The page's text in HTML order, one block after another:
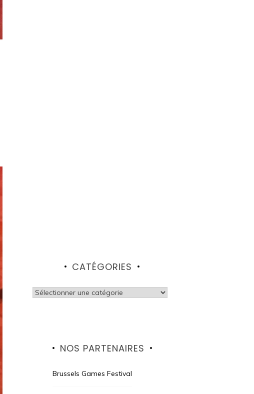
CATÉGORIES
Catégories
NOS PARTENAIRES
Brussels Games Festival